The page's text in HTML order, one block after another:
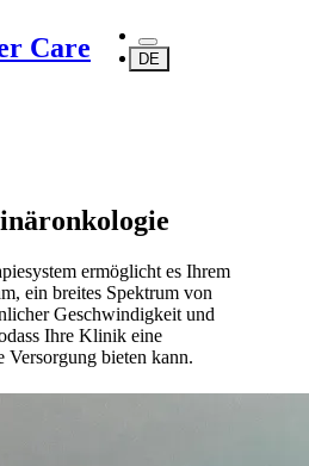
Care DE
ermöglicht es Ihrem
ein breites Spektrum von
Geschwindigkeit und
Ihre Klinik eine
Versorgung bieten kann.